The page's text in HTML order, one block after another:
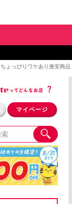
ちょっぴりワケあり激安商品
マイページ